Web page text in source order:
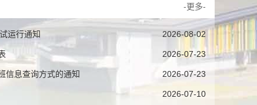
-更多-
2026-08-02
运行通知
2026-07-23
2026-07-23
信息查询方式的通知
2026-07-10